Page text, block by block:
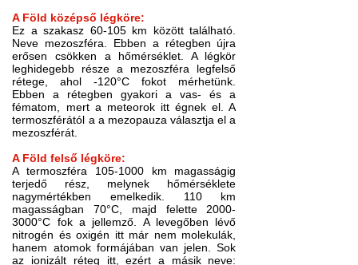
A Föld középső légköre:
Ez a szakasz 60-105 km között található.
Neve mezoszféra. Ebben a rétegben újra
erősen csökken a hőmérséklet. A légkör
leghidegebb része a mezoszféra legfelső
rétege, ahol -120°C fokot mérhetünk.
Ebben a rétegben gyakori a vas- és a
fématom, mert a meteorok itt égnek el. A
termoszférától a a mezopauza választja el a
mezoszférát.
A Föld felső légköre:
A termoszféra 105-1000 km magasságig
terjedő rész, melynek hőmérséklete
nagymértékben emelkedik. 110 km
magasságban 70°C, majd felette 2000-
3000°C fok a jellemző. A levegőben lévő
nitrogén és oxigén itt már nem molekulák,
hanem atomok formájában van jelen. Sok
az ionizált réteg itt, ezért a másik neve: